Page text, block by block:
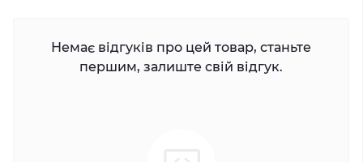
Немає відгуків про цей товар, станьте
першим, залиште свій відгук.